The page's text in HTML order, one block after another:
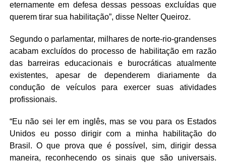
eternamente em defesa dessas pessoas excluídas que
querem tirar sua habilitação”, disse Nelter Queiroz.
Segundo o parlamentar, milhares de norte-rio-grandenses
acabam excluídos do processo de habilitação em razão
das barreiras educacionais e burocráticas atualmente
existentes, apesar de dependerem diariamente da
condução de veículos para exercer suas atividades
profissionais.
“Eu não sei ler em inglês, mas se vou para os Estados
Unidos eu posso dirigir com a minha habilitação do
Brasil. O que prova que é possível, sim, dirigir dessa
maneira, reconhecendo os sinais que são universais.